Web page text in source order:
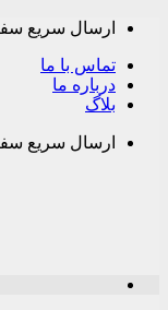
Skip
content
ارسال سریع
تماس با ما
درباره ما
بلاگ
ارسال سریع